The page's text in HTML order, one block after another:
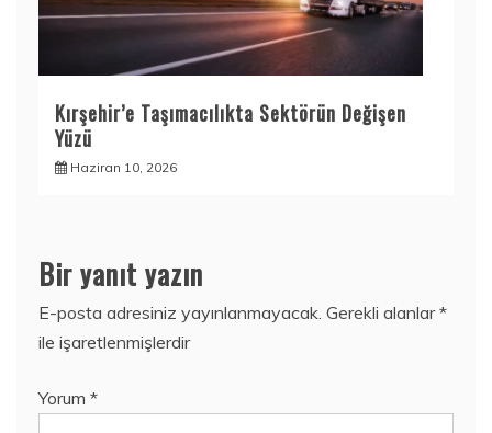
Kırşehir’e Taşımacılıkta Sektörün Değişen
Yüzü
Haziran 10, 2026
Bir yanıt yazın
E-posta adresiniz yayınlanmayacak. Gerekli alanlar*
ile işaretlenmişlerdir
Yorum *